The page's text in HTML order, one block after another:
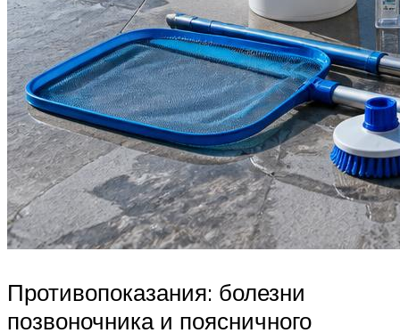
Противопоказания: болезни
позвоночника и поясничного